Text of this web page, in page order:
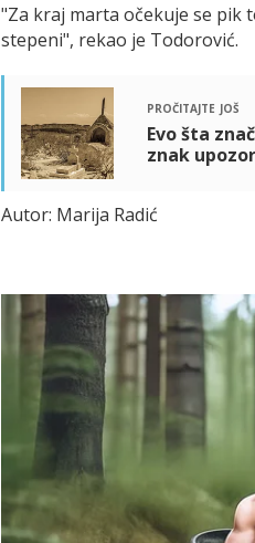
"Za kraj marta očekuje se pik
stepeni", rekao je Todorović.
pročitajte još
Evo šta
znak
Autor: Marija Radić